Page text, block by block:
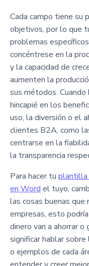
Cada campo tiene su
objetivos, por lo que
problemas
concéntrese en la
y la capacidad de
aumenten la
sus métodos. Cuando
hincapié en los
uso, la diversión o el
clientes B2A, como
centrarse en la
la transparencia
Para hacer tu plantilla
en Word el tuyo,
las cosas buenas que
empresas, esto
dinero van a ahorrar o
significar hablar
o ejemplos de cada